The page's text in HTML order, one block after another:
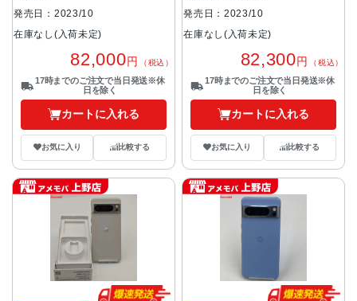
発売日：2023/10
在庫なし(入荷未定)
82,000円 （税込）
17時までのご注文で当日発送※休
日を除く
カートに入れる
お気に入り 比較する
発売日：2023/10
在庫なし(入荷未定)
82,300円 （税込）
17時までのご注文で当日発送※休
日を除く
カートに入れる
お気に入り 比較する